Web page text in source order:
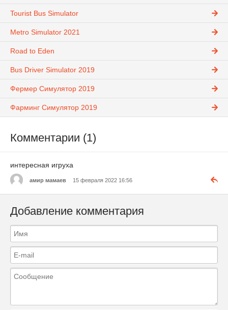
Tourist Bus Simulator
Metro Simulator 2021
Road to Eden
Bus Driver Simulator 2019
Фермер Симулятор 2019
Фарминг Симулятор 2019
Комментарии (1)
интересная игруха
амир мамаев 15 февраля 2022 16:56
Добавление комментария